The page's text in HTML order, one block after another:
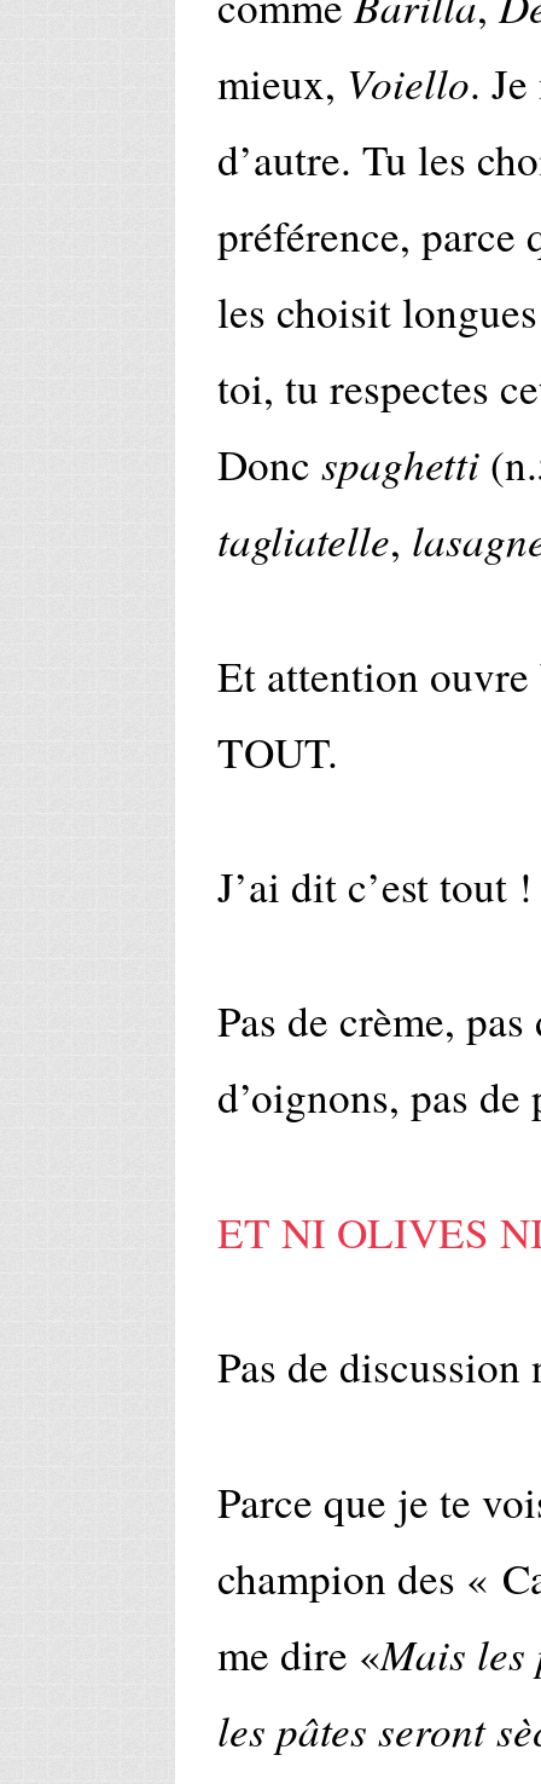
mieux, Voiello.
d’autre. Tu les
préférence, parce
les choisit
toi, tu respectes
Donc spaghetti
tagliatelle,
Et attention ouvre
TOUT.
J’ai dit c’est tout
Pas de crème,
d’oignons, pas de
ET NI OLIVES
Pas de discussion
Parce que je te
champion des «
me dire «Mais
les pâtes seront